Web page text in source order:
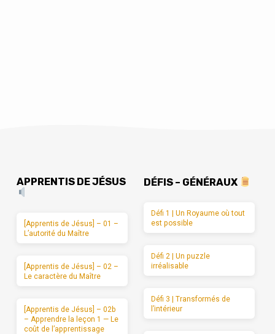
APPRENTIS DE JÉSUS
[Apprentis de Jésus] – 01 –
L’autorité du Maître
[Apprentis de Jésus] – 02 –
Le caractère du Maître
[Apprentis de Jésus] – 02b
– Apprendre la leçon 1 — Le
coût de l’apprentissage
DÉFIS – GÉNÉRAUX
Défi 1 | Un Royaume où tout
est possible
Défi 2 | Un puzzle
irréalisable
Défi 3 | Transformés de
l’intérieur